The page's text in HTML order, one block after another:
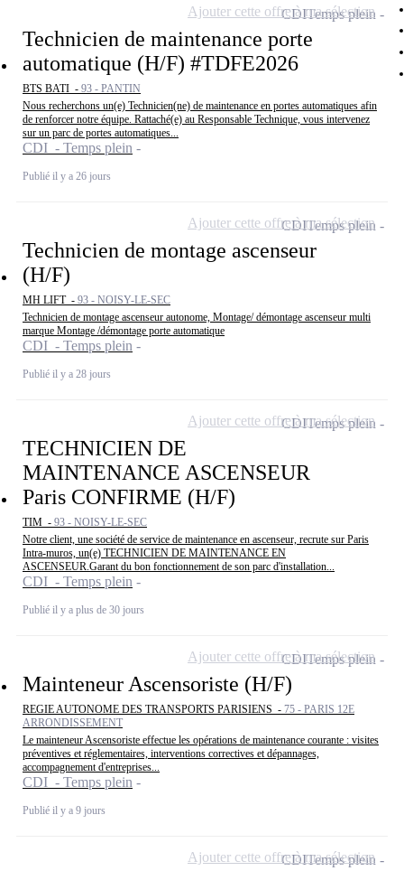
Technicien de maintenance porte
automatique (H/F) #TDFE2026
BTS BATI - 93 - PANTIN
Nous recherchons un(e) Technicien(ne) de maintenance en portes automatiques afin
de renforcer notre équipe. Rattaché(e) au Responsable Technique, vous intervenez
sur un parc de portes automatiques...
CDI - Temps plein
Publié il y a 26 jours
CDITemps plein
Ajouter cette offre à ma sélection
Technicien de montage ascenseur
(H/F)
MH LIFT - 93 - NOISY-LE-SEC
Technicien de montage ascenseur autonome, Montage/ démontage ascenseur multi
marque Montage /démontage porte automatique
CDI - Temps plein
Publié il y a 28 jours
CDITemps plein
Ajouter cette offre à ma sélection
TECHNICIEN DE
MAINTENANCE ASCENSEUR
Paris CONFIRME (H/F)
TIM - 93 - NOISY-LE-SEC
Notre client, une société de service de maintenance en ascenseur, recrute sur Paris
Intra-muros, un(e) TECHNICIEN DE MAINTENANCE EN
ASCENSEUR.Garant du bon fonctionnement de son parc d'installation...
CDI - Temps plein
Publié il y a plus de 30 jours
CDITemps plein
Ajouter cette offre à ma sélection
Mainteneur Ascensoriste (H/F)
REGIE AUTONOME DES TRANSPORTS PARISIENS - 75 - PARIS 12E
ARRONDISSEMENT
Le mainteneur Ascensoriste effectue les opérations de maintenance courante : visites
préventives et réglementaires, interventions correctives et dépannages,
accompagnement d'entreprises...
CDI - Temps plein
Publié il y a 9 jours
CDITemps plein
Ajouter cette offre à ma sélection
CDITemps plein
Ajouter cette offre à ma sélection